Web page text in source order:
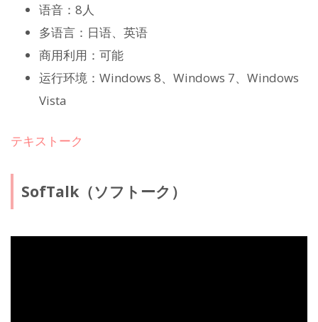
语音：8人
多语言：日语、英语
商用利用：可能
运行环境：Windows 8、Windows 7、Windows
Vista
テキストーク
SofTalk（ソフトーク）